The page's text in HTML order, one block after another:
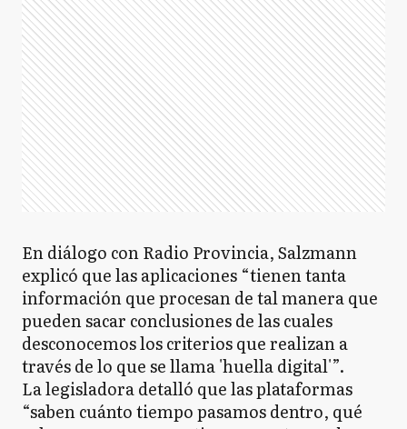
En diálogo con Radio Provincia, Salzmann
explicó que las aplicaciones “tienen tanta
información que procesan de tal manera que
pueden sacar conclusiones de las cuales
desconocemos los criterios que realizan a
través de lo que se llama 'huella digital'”.
La legisladora detalló que las plataformas
“saben cuánto tiempo pasamos dentro, qué